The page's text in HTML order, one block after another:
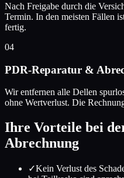
Nach Freigabe durch die
Termin. In den meisten Fällen
fertig.
04
PDR-Reparatur &
Wir entfernen alle Dellen
ohne Wertverlust. Die
Ihre Vorteile bei
Abrechnung
✓Kein Verlust des